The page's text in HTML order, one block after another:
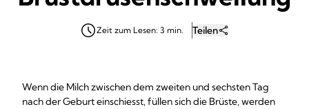
Zeit zum Lesen: 3 min. Teilen
Wenn die Milch zwischen dem zweiten und sechsten Tag
nach der Geburt einschiesst, füllen sich die Brüste, werden